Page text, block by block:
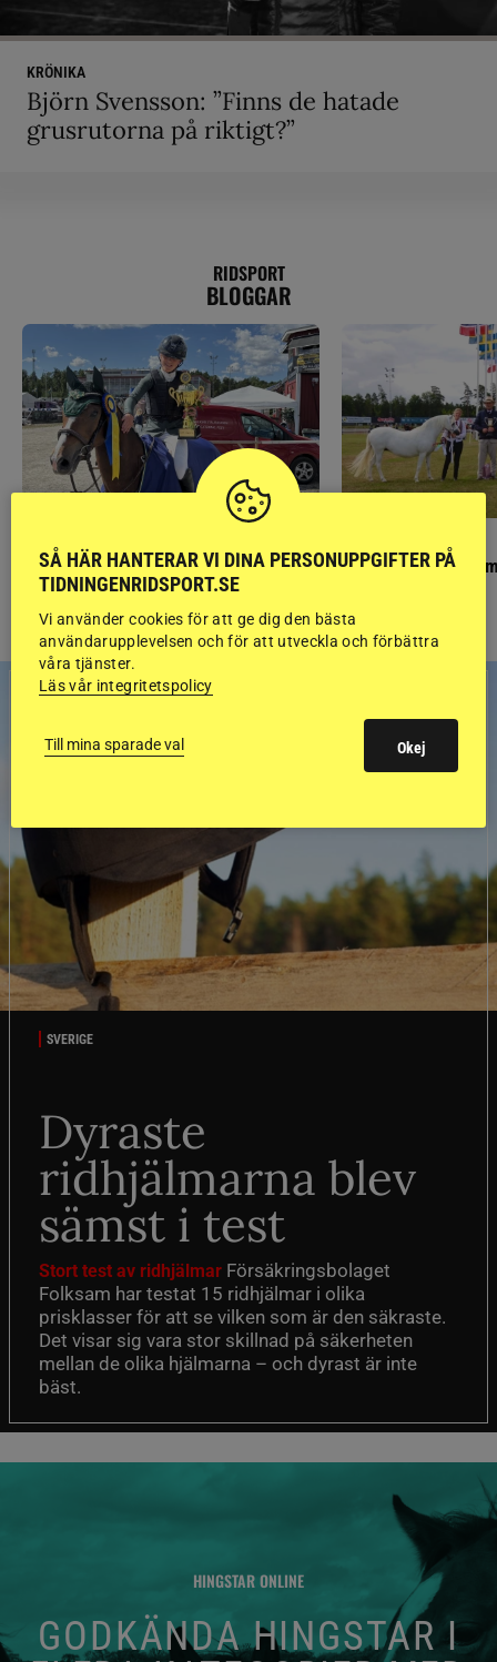
KRÖNIKA
Björn Svensson: ”Finns de hatade
grusrutorna på riktigt?”
RIDSPORT
BLOGGAR
Ponnypappan: Kärlek från första gnägget Finaldag med
SVERIGE
Dyraste
ridhjälmarna blev
sämst i test
Stort test av ridhjälmar Försäkringsbolaget
Folksam har testat 15 ridhjälmar i olika
prisklasser för att se vilken som är den säkraste.
Det visar sig vara stor skillnad på säkerheten
mellan de olika hjälmarna – och dyrast är inte
bäst.
HINGSTAR ONLINE
GODKÄNDA HINGSTAR I
SÅ HÄR HANTERAR VI DINA PERSONUPPGIFTER PÅ
TIDNINGENRIDSPORT.SE
Vi använder cookies för att ge dig den bästa
användarupplevelsen och för att utveckla och förbättra
våra tjänster.
Läs vår integritetspolicy
Till mina sparade val Okej